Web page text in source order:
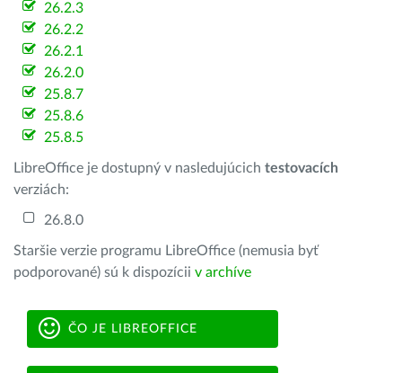
26.2.3
26.2.2
26.2.1
26.2.0
25.8.7
25.8.6
25.8.5
LibreOffice je dostupný v nasledujúcich testovacích
verziách:
26.8.0
Staršie verzie programu LibreOffice (nemusia byť
podporované) sú k dispozícii v archíve
ČO JE LIBREOFFICE